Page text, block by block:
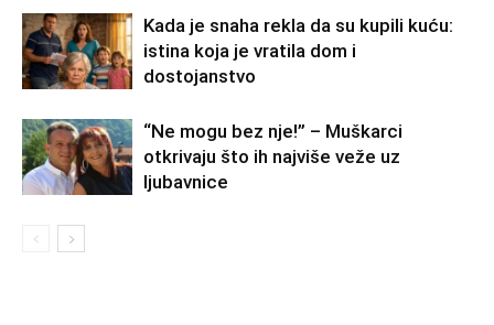
Kada je snaha rekla da su kupili kuću:
istina koja je vratila dom i
dostojanstvo
“Ne mogu bez nje!” – Muškarci
otkrivaju što ih najviše veže uz
ljubavnice